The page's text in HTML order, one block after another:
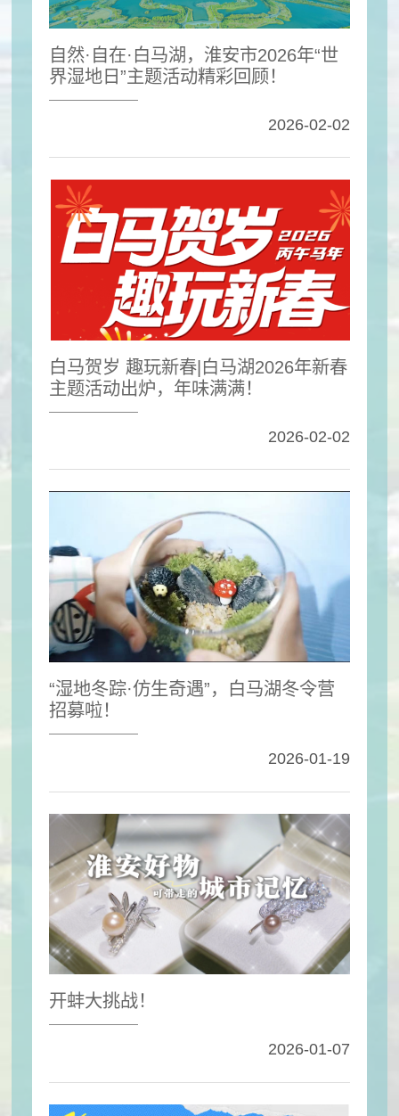
自然·自在·白马湖，淮安市2026年“世
界湿地日”主题活动精彩回顾！
2026-02-02
白马贺岁 趣玩新春|白马湖2026年新春
主题活动出炉，年味满满！
2026-02-02
“湿地冬踪·仿生奇遇”，白马湖冬令营
招募啦！
2026-01-19
开蚌大挑战！
2026-01-07